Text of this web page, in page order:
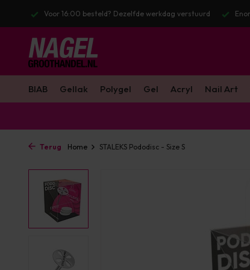
werkdag verstuurd Enorm assortiment & alle bekende merken
BIAB Gellak Polygel Gel Acryl Nail Art
Terug Home STALEKS Pododisc - Size S